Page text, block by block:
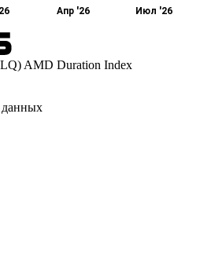
Апр '26 Июл '26
AMD Duration Index
данных